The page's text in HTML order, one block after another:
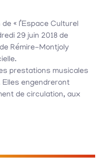
« l’Espace Culturel
29 juin 2018 de
Rémire-Montjoly
prestations musicales
engendreront
de circulation, aux